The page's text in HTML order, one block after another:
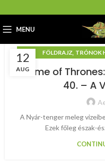
MENU
12
AUG
FÖLDRAJZ, TRÓNOK
Game of
40. – A
A Nyár-tenger meleg
Ezek főleg észak-